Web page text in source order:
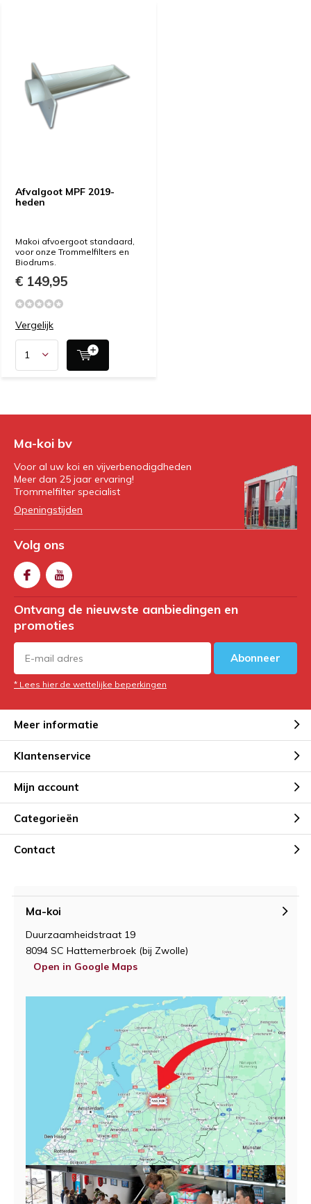
Afvalgoot MPF 2019-
heden
Makoi afvoergoot standaard,
voor onze Trommelfilters en
Biodrums.
€ 149,95
Vergelijk
Ma-koi bv
Voor al uw koi en vijverbenodigdheden
Meer dan 25 jaar ervaring!
Trommelfilter specialist
Openingstijden
Volg ons
Ontvang de nieuwste aanbiedingen en
promoties
Abonneer
* Lees hier de wettelijke beperkingen
Meer informatie
Klantenservice
Mijn account
Categorieën
Contact
Ma-koi
Duurzaamheidstraat 19
8094 SC Hattemerbroek (bij Zwolle)
Open in Google Maps